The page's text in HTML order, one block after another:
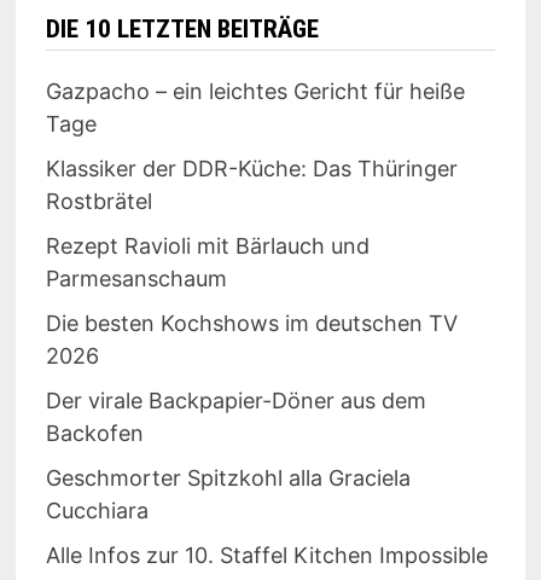
DIE 10 LETZTEN BEITRÄGE
Gazpacho – ein leichtes Gericht für heiße
Tage
Klassiker der DDR-Küche: Das Thüringer
Rostbrätel
Rezept Ravioli mit Bärlauch und
Parmesanschaum
Die besten Kochshows im deutschen TV
2026
Der virale Backpapier-Döner aus dem
Backofen
Geschmorter Spitzkohl alla Graciela
Cucchiara
Alle Infos zur 10. Staffel Kitchen Impossible